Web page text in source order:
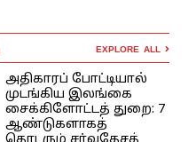
EXPLORE ALL
அதிகாரப் போட்டியால்
முடங்கிய இலங்கை
சைக்கிளோட்டத் துறை: 7
ஆண்டுகளாகத்